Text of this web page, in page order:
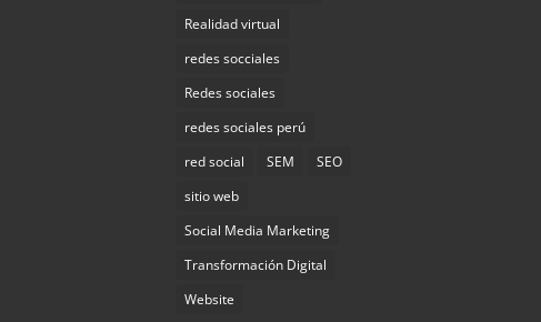
Realidad virtual
redes socciales
Redes sociales
redes sociales perú
red social
SEM
SEO
sitio web
Social Media Marketing
Transformación Digital
Website